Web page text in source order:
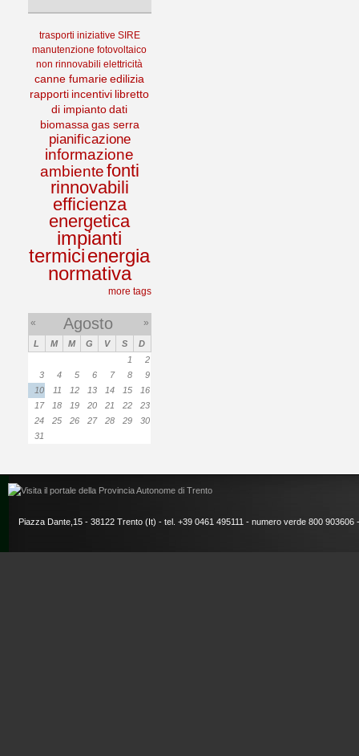
trasporti iniziative SIRE
manutenzione fotovoltaico
non rinnovabili elettricità
canne fumarie edilizia
rapporti incentivi libretto
di impianto dati
biomassa gas serra
pianificazione
informazione
ambientefonti
rinnovabili
efficienza
energetica
impianti
termicienergia
normativa
more tags
« Agosto »
L M M G V S
D
1
2
3
4 5 6 7 8
9
10
11 12 13 14 15
16
17
18 19 20 21 22
23
24
25 26 27 28 29
30
31
Piazza Dante,15 - 38122 Trento (It) - tel. +39 0461 495111 - numero verde 800 903606